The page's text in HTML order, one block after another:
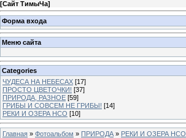
[Сайт ТимыЧа]
Форма входа
Меню сайта
Categories
ЧУДЕСА НА НЕБЕСАХ [17]
ПРОСТО ЦВЕТОЧКИ! [37]
ПРИРОДА, РАЗНОЕ [59]
ГРИБЫ И СОВСЕМ НЕ ГРИБЫ! [14]
РЕКИ И ОЗЕРА НСО [10]
Главная » Фотоальбом » ПРИРОДА » РЕКИ И ОЗЕРА НСО